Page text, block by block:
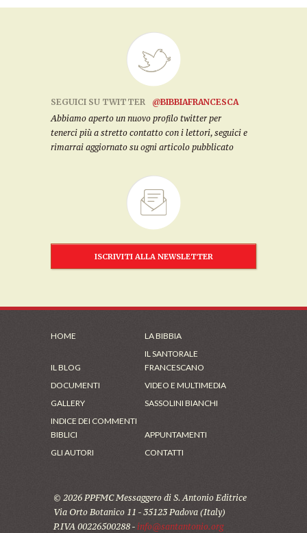
SEGUICI SU TWITTER
@BIBBIAFRANCESCA
Abbiamo aperto un nuovo profilo twitter per
tenerci più a stretto contatto con i lettori, seguici e
rimarrai aggiornato su ogni articolo pubblicato
ISCRIVITI ALLA NEWSLETTER
HOME LA BIBBIA
IL BLOG
IL SANTORALE
FRANCESCANO
DOCUMENTI
VIDEO E MULTIMEDIA
GALLERY
SASSOLINI BIANCHI
INDICE DEI COMMENTI
BIBLICI
APPUNTAMENTI
GLI AUTORI
CONTATTI
© 2026 PPFMC Messaggero di S. Antonio Editrice
Via Orto Botanico 11 - 35123 Padova (Italy)
P.IVA 00226500288 - info@santantonio.org